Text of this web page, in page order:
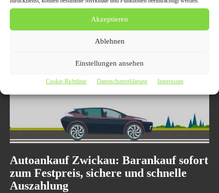
Akzeptieren
Ablehnen
Einstellungen ansehen
Cookie-Richtlinie Datenschutzerklärung Impressum
einen reibungslosen...
Autoankauf Zwickau: Barankauf sofort
zum Festpreis, sichere und schnelle
Auszahlung